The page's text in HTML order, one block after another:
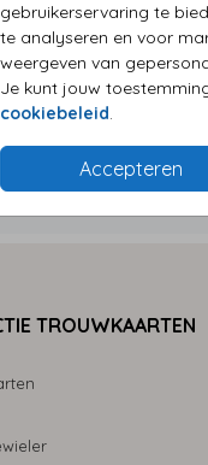
gebruikerservaring te
te analyseren en voor
weergeven van
Je kunt jouw
cookiebeleid.
Accepteren
TROUWKAARTEN